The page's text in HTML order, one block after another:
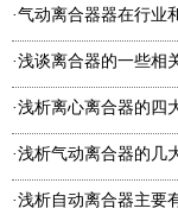
·气动离合器器在行业
·浅谈离合器的一些相
·浅析离心离合器的四
·浅析气动离合器的几
·浅析自动离合器主要